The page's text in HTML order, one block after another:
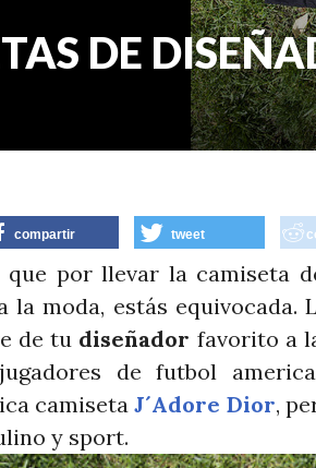
DE
compartir tweet
por llevar la camiseta
la moda, estás equivocada.
de tu diseñador favorito a
de futbol
camisetaJ´Adore Dior,
y sport.